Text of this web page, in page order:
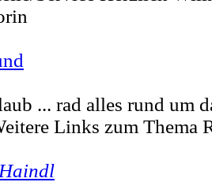
... rad alles rund um
Links zum Thema
Haindl